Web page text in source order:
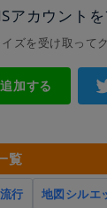
アカウント
ズを受け取って
加する
覧
行 地図シルエ